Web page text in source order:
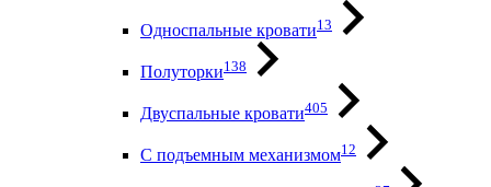
Односпальные кровати13
Полуторки138
Двуспальные кровати405
С подъемным механизмом12